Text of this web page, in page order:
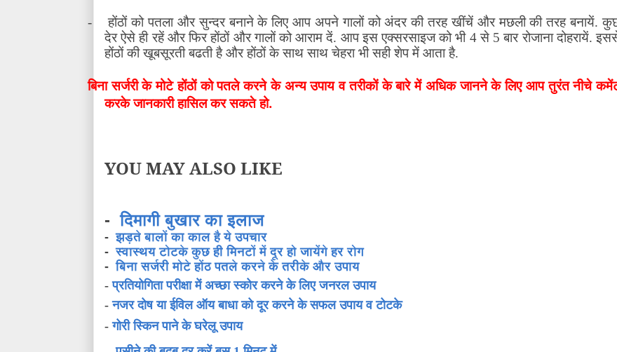
-
होंठों को पतला और सुन्दर बनाने के लिए आप अपने गालों को अंदर की तरह खींचें और मछली की तरह बनायें.
देर ऐसे ही रहें और फिर होंठों और गालों को आराम दें. आप इस एक्सरसाइज को भी 4 से 5 बार रोजाना दोहरायें.
होंठों की खूबसूरती बढती है और होंठों के साथ साथ चेहरा भी सही शेप में आता है.
बिना सर्जरी के मोटे होंठों को पतले करने के अन्य उपाय व तरीकों के बारे में अधिक जानने के लिए आप तुरंत नीचे
करके जानकारी हासिल कर सकते हो.
YOU MAY ALSO LIKE
-दिमागी बुखार का इलाज
-झड़ते बालों का काल है ये उपचार
-स्वास्थय टोटके कुछ ही मिनटों में दूर हो जायेंगे हर रोग
-बिना सर्जरी मोटे होंठ पतले करने के तरीके और उपाय
-प्रतियोगिता परीक्षा में अच्छा स्कोर करने के लिए जनरल उपाय
-नजर दोष या ईविल ऑय बाधा को दूर करने के सफल उपाय व टोटके
-गोरी स्किन पाने के घरेलू उपाय